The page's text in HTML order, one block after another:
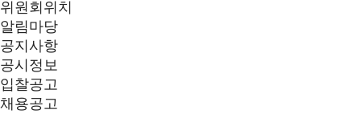
위원회위치
알림마당
공지사항
공시정보
입찰공고
채용공고